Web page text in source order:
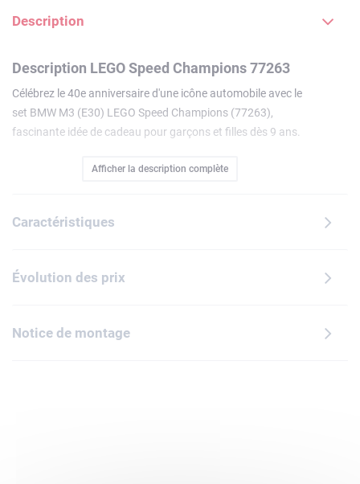
Description
Description LEGO Speed Champions 77263
Célébrez le 40e anniversaire d'une icône automobile avec le
set BMW M3 (E30) LEGO Speed Champions (77263),
fascinante idée de cadeau pour garçons et filles dès 9 ans.
BMW ont fait équipe pour créer cette livrée unique inspirée
et aileron arrière, cette maquette reprend des détails de
voiture de tourisme mythique. Les roues fonctionnelles et la
minifigurine de pilote en tenue BMW inspirent des courses
collectionneurs de modèles réduits peuvent exposer
lamaquette et admirer cette décoration fascinante. L'appli
Afficher la description complète
Caractéristiques
Évolution des prix
Notice de montage